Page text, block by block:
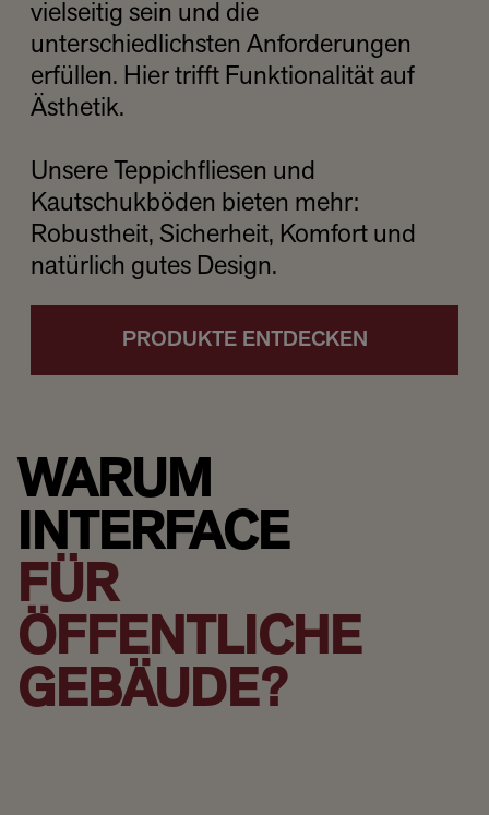
vielseitig sein und die
unterschiedlichsten Anforderungen
erfüllen. Hier trifft Funktionalität auf
Ästhetik.
Unsere Teppichfliesen und
Kautschukböden bieten mehr:
Robustheit, Sicherheit, Komfort und
natürlich gutes Design.
PRODUKTE ENTDECKEN
WARUM
INTERFACE
FÜR
ÖFFENTLICHE
GEBÄUDE?